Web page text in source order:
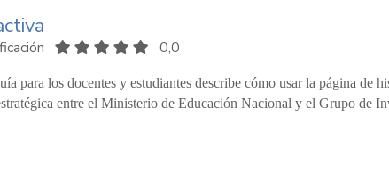
0,0
para los docentes y estudiantes describe cómo usar la página de
entre el Ministerio de Educación Nacional y el Grupo de